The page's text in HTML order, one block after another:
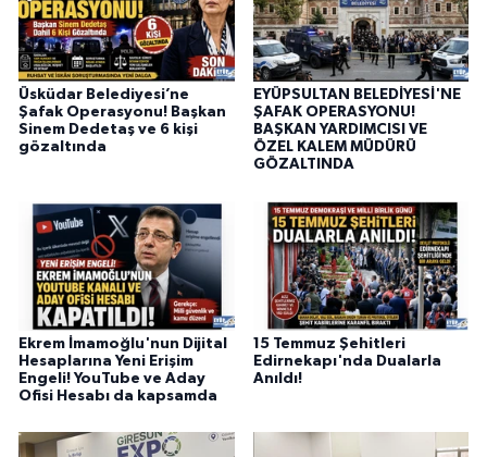
Üsküdar Belediyesi’ne
Şafak Operasyonu! Başkan
Sinem Dedetaş ve 6 kişi
gözaltında
EYÜPSULTAN BELEDİYESİ'NE
ŞAFAK OPERASYONU!
BAŞKAN YARDIMCISI VE
ÖZEL KALEM MÜDÜRÜ
GÖZALTINDA
Ekrem İmamoğlu'nun Dijital
Hesaplarına Yeni Erişim
Engeli! YouTube ve Aday
Ofisi Hesabı da kapsamda
15 Temmuz Şehitleri
Edirnekapı'nda Dualarla
Anıldı!